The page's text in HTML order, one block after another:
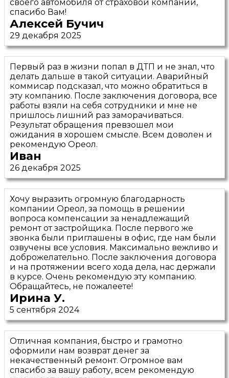
своего автомобиля от страховой компании,
спасибо Вам!
Алексей Бучич
29 декабря 2025
Первый раз в жизни попал в ДТП и не знал, что
делать дальше в такой ситуации. Аварийный
коммисар подсказал, что можно обратиться в
эту компанию. После заключения договора, все
работы взяли на себя сотрудники и мне не
пришлось лишний раз заморачиваться.
Результат обращения превзошел мои
ожидания в хорошем смысле. Всем доволен и
рекомендую Ореол.
Иван
26 декабря 2025
Хочу выразить огромную благодарность
компании Ореол, за помощь в решении
вопроса компенсации за ненадлежащий
ремонт от застройщика. После первого же
звонка были приглашены в офис, где нам были
озвучены все условия. Максимально вежливо и
доброжелательно. После заключения договора
и на протяжении всего хода дела, нас держали
в курсе. Очень рекомендую эту компанию.
Обращайтесь, не пожалеете!
Ирина У.
5 сентября 2024
Отличная компания, быстро и грамотно
оформили нам возврат денег за
некачественный ремонт. Огромное вам
спасибо за вашу работу, всем рекомендую